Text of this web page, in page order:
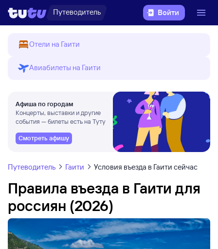
Путеводитель Войти
Отели на Гаити
Авиабилеты на Гаити
Афиша по городам
Концерты, выставки и другие
события — билеты есть на Туту
Смотреть афишу
Путеводитель Гаити Условия въезда в Гаити сейчас
Правила въезда в Гаити для
россиян (2026)